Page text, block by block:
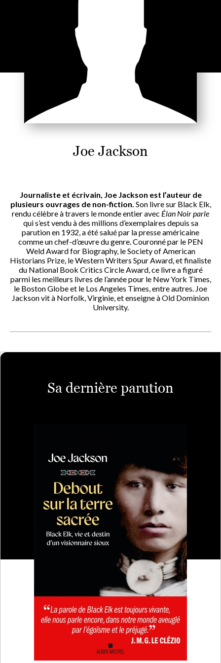
Joe Jackson
Journaliste et écrivain, Joe Jackson est l’auteur de
plusieurs ouvrages de non-fiction. Son livre sur Black Elk,
rendu célèbre à travers le monde entier avec Élan Noir parle
qui s’est vendu à des millions d’exemplaires depuis sa
parution en 1932, a été salué par la presse américaine
comme un chef-d’œuvre du genre. Couronné par le PEN
Weld Award for Biography, le Society of American
Historians Prize, le Western Writers Spur Award, et finaliste
du National Book Critics Circle Award, ce livre a figuré
parmi les meilleurs livres de l’année pour le New York Times,
le Boston Globe et le Los Angeles Times, entre autres. Joe
Jackson vit à Norfolk, Virginie, et enseigne à Old Dominion
University.
Sa dernière parution